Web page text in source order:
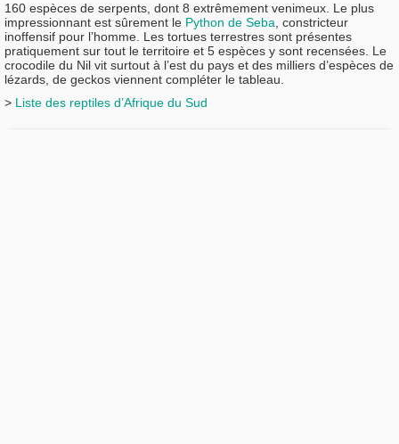
160 espèces de serpents, dont 8 extrêmement venimeux. Le plus
impressionnant est sûrement le Python de Seba, constricteur
inoffensif pour l’homme. Les tortues terrestres sont présentes
pratiquement sur tout le territoire et 5 espèces y sont recensées. Le
crocodile du Nil vit surtout à l’est du pays et des milliers d’espèces de
lézards, de geckos viennent compléter le tableau.
> Liste des reptiles d’Afrique du Sud